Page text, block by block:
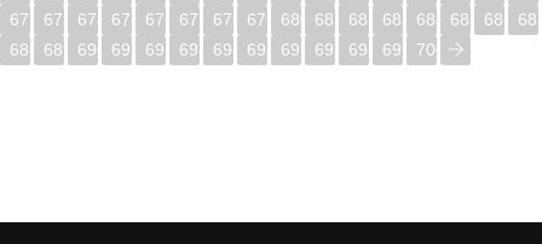
672
673 674 675 676 677 678 679 680 681 682 683 684 685 686
688
689 690 691 692 693 694 695 696 697 698 699 700